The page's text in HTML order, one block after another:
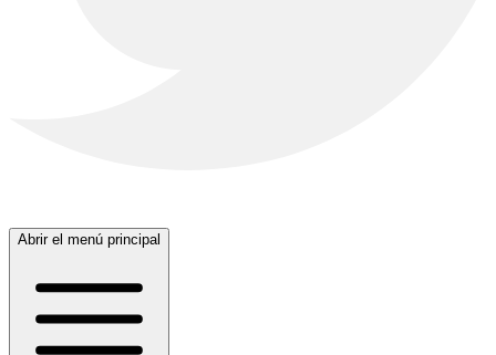
Abrir el menú principal